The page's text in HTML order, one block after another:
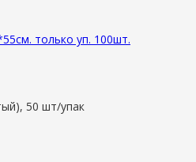
только уп. 100шт.
50 шт/упак